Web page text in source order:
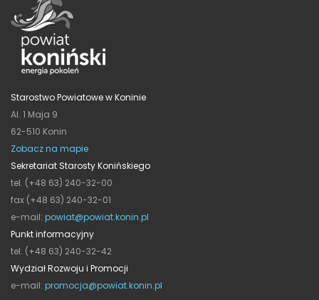
Starostwo Powiatowe w Koninie
Al. 1 Maja 9
62-510 Konin
Zobacz na mapie
Sekretariat Starosty Konińskiego
tel. (+48 63) 240-32-00
fax (+48 63) 240-32-01
e-mail: powiat@powiat.konin.pl
Punkt informacyjny
tel. (+48 63) 240-32-42
Wydział Rozwoju i Promocji
e-mail: promocja@powiat.konin.pl